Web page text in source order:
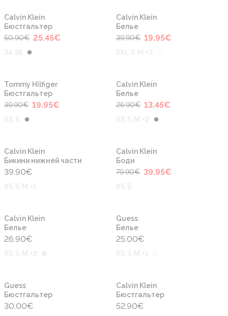
-50%
Calvin Klein
Бюстгальтер
50.90€ 25.45€
34 38
-50%
Calvin Klein
Белье
39.90€ 19.95€
2XL S M +2
-50%
Tommy Hilfiger
Бюстгальтер
39.90€ 19.95€
XS S
-50%
Calvin Klein
Белье
26.90€ 13.45€
XS S M +2
Calvin Klein
Бикини нижней части
39.90€
XS S M +1
-50%
Calvin Klein
Боди
79.90€ 39.95€
XS S
Calvin Klein
Белье
26.90€
XS S M +2
Guess
Белье
25.00€
XS S M +1
Guess
Бюстгальтер
30.00€
Calvin Klein
Бюстгальтер
52.90€